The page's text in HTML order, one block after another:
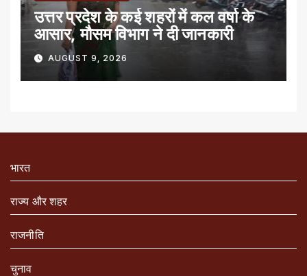
उत्तर प्रदेश के कई शहरों में कल वर्षा के
आसार, मौसम विभाग ने दी जानकारी
AUGUST 9, 2026
भारत
राज्य और शहर
राजनीति
चुनाव